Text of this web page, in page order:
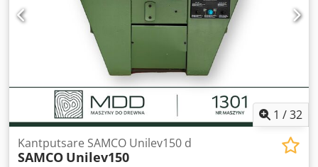
1 /32
Kantputsare SAMCO Unilev150 d
SAMCO Unilev150